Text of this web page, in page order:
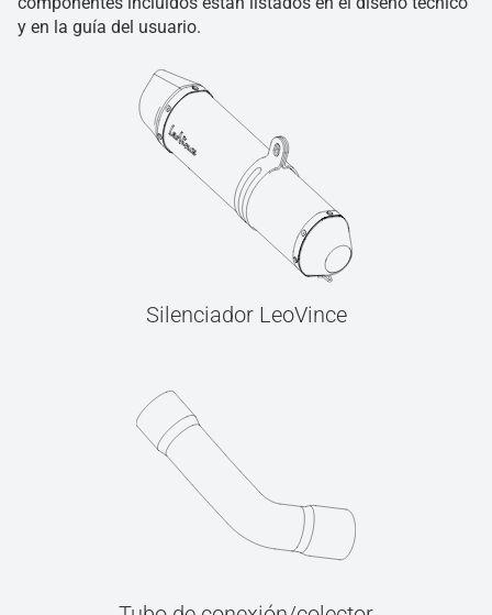
y en la guía del usuario.
Silenciador LeoVince